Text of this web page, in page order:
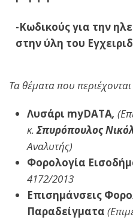
-Κωδικούς για την
στην ύλη του
Τα θέματα που περιέχονται
Λυσάρι myDATA,
κ.Σπυρόπουλος
Αναλυτής)
Φορολογία
4172/2013
Επισημάνσεις
Παραδείγματα